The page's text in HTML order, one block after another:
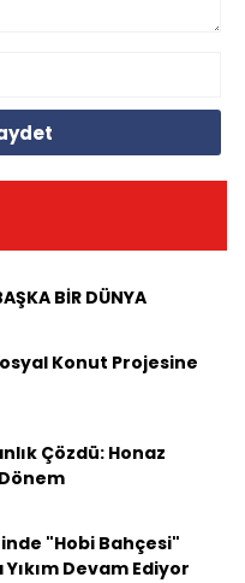
BİR DÜNYA
Konut Projesine
Çözdü: Honaz
"Hobi Bahçesi"
Devam Ediyor